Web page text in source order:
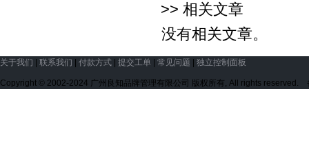
>> 相关文章
没有相关文章。
关于我们 联系我们 付款方式 提交工单 常见问题 独立控制面板
Copyright © 2002-2024 广州良知品牌管理有限公司 版权所有, All rights reserved.